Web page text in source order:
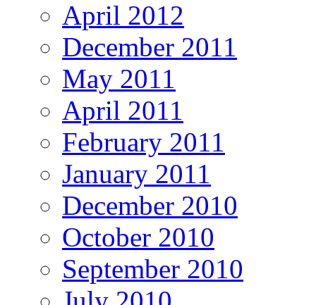
April 2012
December 2011
May 2011
April 2011
February 2011
January 2011
December 2010
October 2010
September 2010